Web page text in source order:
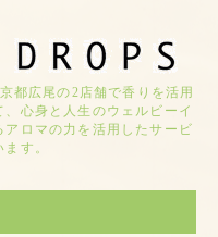
都広尾の2店舗で香りを活用
心身と人生のウェルビーイ
ロマの力を活用したサービ
す。